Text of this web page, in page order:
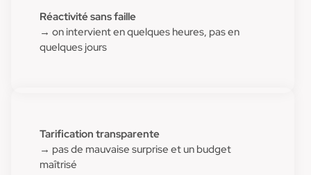
Réactivité sans faille
→ on intervient en quelques heures, pas en
quelques jours
Tarification transparente
→ pas de mauvaise surprise et un budget
maîtrisé